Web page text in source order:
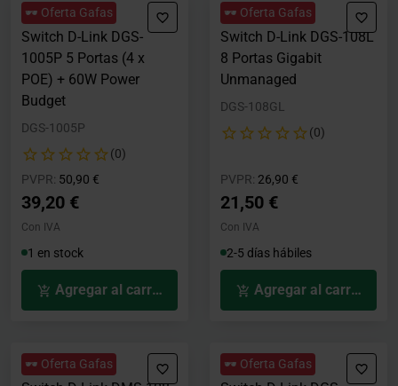
🕶️ Oferta Gafas
Switch D-Link DGS-
1005P 5 Portas (4 x
POE) + 60W Power
Budget
DGS-1005P
(0)
PVPR: Precio rebajado desde
50,90 €
39,20 €
Con IVA
1 en stock
Agregar al carrito
🕶️ Oferta Gafas
Switch D-Link DGS-108L
8 Portas Gigabit
Unmanaged
DGS-108GL
(0)
PVPR: Precio rebajado desde
26,90 €
21,50 €
Con IVA
2-5 días hábiles
Agregar al carrito
🕶️ Oferta Gafas 🕶️ Oferta Gafas